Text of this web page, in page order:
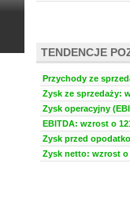
TENDENCJE
Przychody ze
Zysk ze sprzedaży:
Zysk operacyjny
EBITDA: wzrost o
Zysk przed
Zysk netto: wzrost o